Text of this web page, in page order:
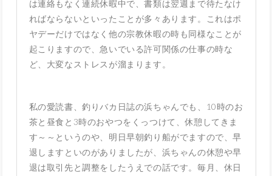
は連絡もなく連続休暇中で、書類は翌週まで待たなけ
ればならないといったことが多々あります。これはポ
ヤデーだけではなく他の宗教休暇の時も同様なことが
起こりますので、急いでいる許可関係の仕事の時な
ど、大変なストレスが溜まります。
私の愛読書、釣りバカ日誌の浜ちゃんでも、10時のお
茶と昼食と3時のおやつをくっつけて、休憩してきま
す～～というのや、明日早朝釣り船がでますので、早
退しますといのがありましたが、浜ちゃんの休憩や早
退は取引先と調整をしたうえでの話です。毎月、休日